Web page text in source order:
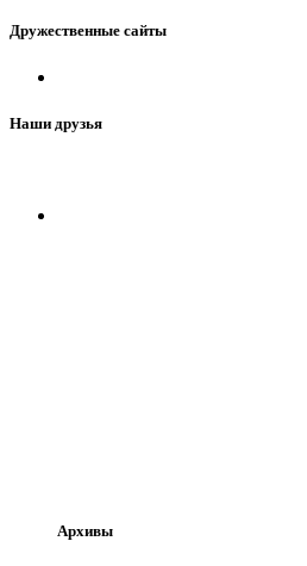
Дружественные сайты
Наши друзья
Архивы